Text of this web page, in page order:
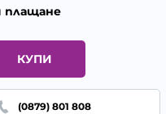
плащане
КУПИ
(0879) 801 808